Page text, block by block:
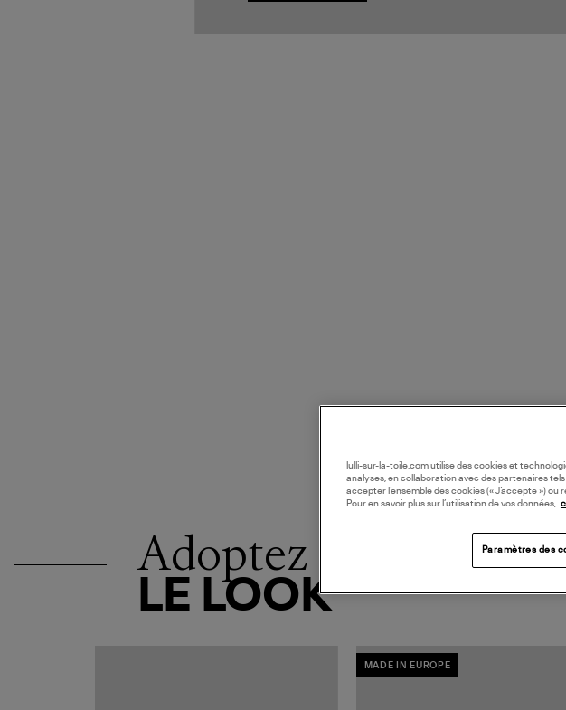
Adoptez
LE LOOK
MADE IN EUROPE
lulli-sur-la-toile.com utilise des cookies et
analyses, en collaboration avec des partenaires
accepter l’ensemble des cookies (« J’accepte »)
Pour en savoir plus sur l’utilisation de vos données,
Paramètres des